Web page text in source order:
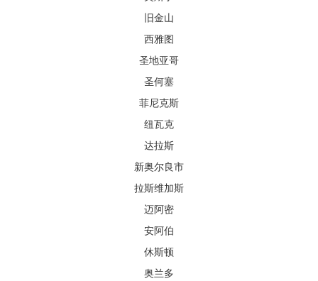
旧金山
西雅图
圣地亚哥
圣何塞
菲尼克斯
纽瓦克
达拉斯
新奥尔良市
拉斯维加斯
迈阿密
安阿伯
休斯顿
奥兰多